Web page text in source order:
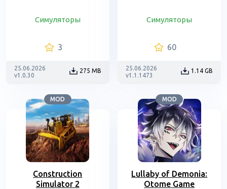
Симуляторы
3
25.06.2026
v1.0.30
275 MB
Симуляторы
60
25.06.2026
v1.1.1473
1.14 GB
MOD
Construction
Simulator 2
MOD
Lullaby of Demonia:
Otome Game